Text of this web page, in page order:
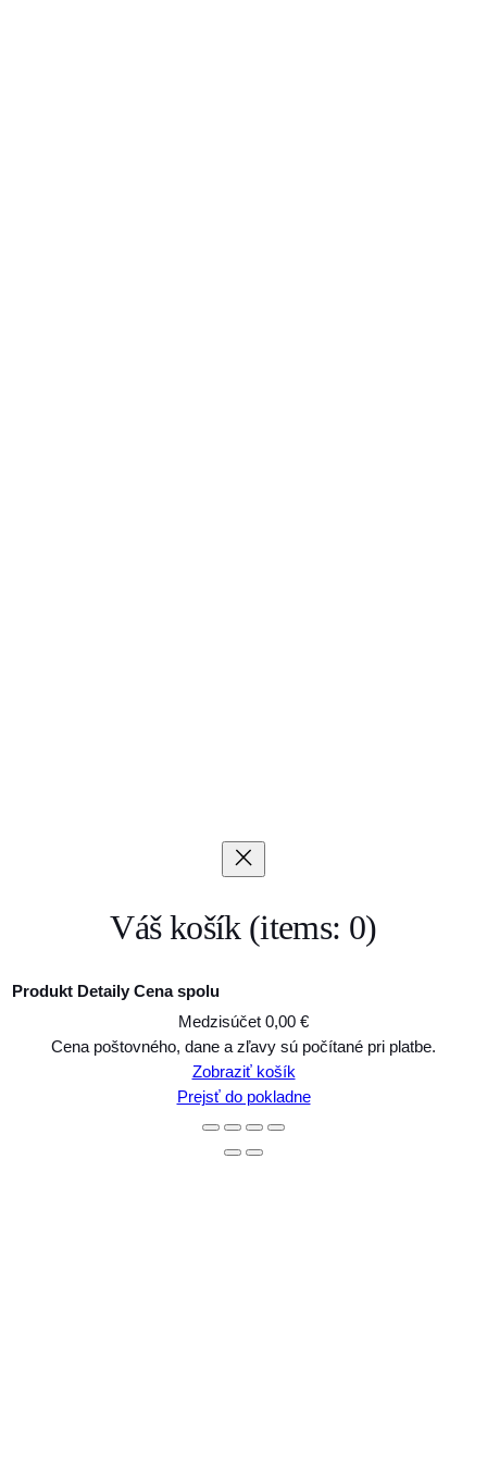
Váš košík (items: 0)
Produkty
Produkt Detaily Cena spolu
Medzisúčet 0,00 €
Cena poštovného, dane a zľavy sú počítané pri platbe.
Zobraziť košík
Prejsť do pokladne